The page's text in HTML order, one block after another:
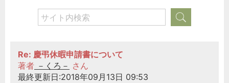
Re: 慶弔休暇申請書について
著者 －くろ－ さん
最終更新日:2018年09月13日 09:53